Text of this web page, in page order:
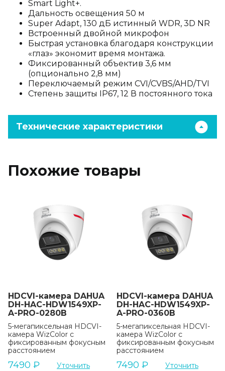
Smart Light+.
Дальность освещения 50 м
Super Adapt, 130 дБ истинный WDR, 3D NR
Встроенный двойной микрофон
Быстрая установка благодаря конструкции
«глаз» экономит время монтажа.
Фиксированный объектив 3,6 мм
(опционально 2,8 мм)
Переключаемый режим CVI/CVBS/AHD/TVI
Степень защиты IP67, 12 В постоянного тока
Технические характеристики
Похожие товары
HDCVI-камера DAHUA
DH-HAC-HDW1549XP-
A-PRO-0280B
5-мегапиксельная HDCVI-
камера WizColor с
фиксированным фокусным
расстоянием
7490 ₽ Уточнить
HDCVI-камера DAHUA
DH-HAC-HDW1549XP-
A-PRO-0360B
5-мегапиксельная HDCVI-
камера WizColor с
фиксированным фокусным
расстоянием
7490 ₽ Уточнить